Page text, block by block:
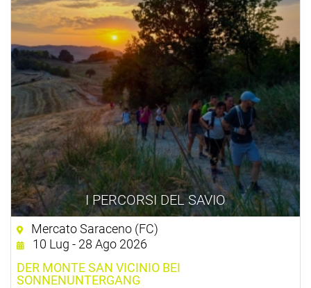
I PERCORSI DEL SAVIO
Mercato Saraceno (FC)
10 Lug - 28 Ago 2026
DER MONTE SAN VICINIO BEI
SONNENUNTERGANG